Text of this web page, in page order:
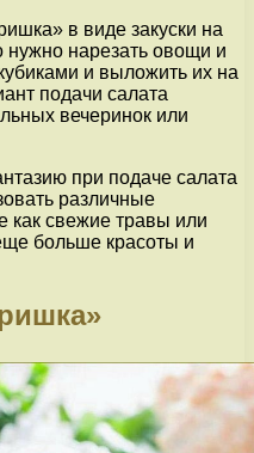
в виде закуски на
нужно нарезать овощи и
и выложить их на
подачи салата
вечеринок или
при подаче салата
различные
как свежие травы или
больше красоты и